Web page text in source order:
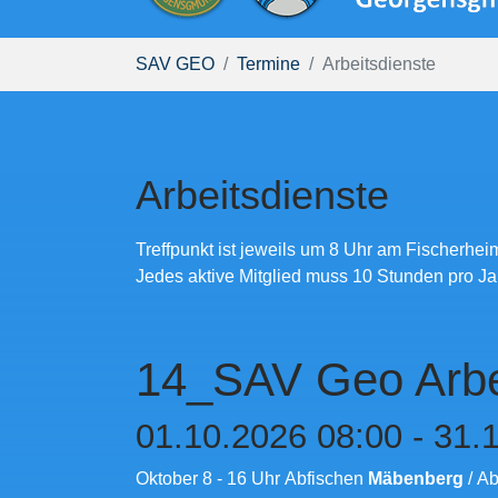
SAV GEO Termine Arbeitsdienste
Arbeitsdienste
Treffpunkt ist jeweils um 8 Uhr am
Jedes aktive Mitglied muss 10 Stunden pro
14_SAV Geo
01.10.2026 08:00 -
Oktober 8 - 16 Uhr Abfischen Mäbenberg /